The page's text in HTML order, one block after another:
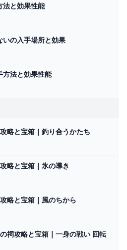
法と効果性能
いの入手場所と効果
方法と効果性能
略と宝箱｜釣り合うかたち
略と宝箱｜氷の導き
略と宝箱｜風のちから
祠攻略と宝箱｜一身の戦い 回転